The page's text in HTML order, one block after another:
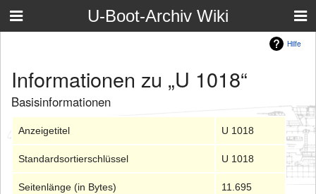
U-Boot-Archiv Wiki
Hilfe
Informationen zu „U 1018“
Basisinformationen
Anzeigetitel U 1018
Standardsortierschlüssel U 1018
Seitenlänge (in Bytes) 11.695